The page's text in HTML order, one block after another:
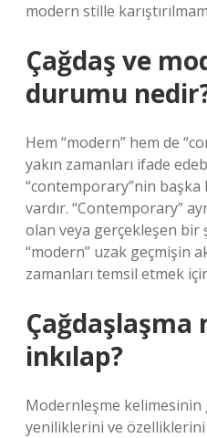
modern stille
Çağdaş ve
durumu
Hem “modern” hem de
yakın zamanları ifade
“contemporary”nin başka
vardır. “Contemporary”
olan veya gerçekleşen bir
“modern” uzak geçmişin
zamanları temsil etmek
Çağdaşlaşma
inkılap?
Modernleşme kelimesinin
yeniliklerini ve